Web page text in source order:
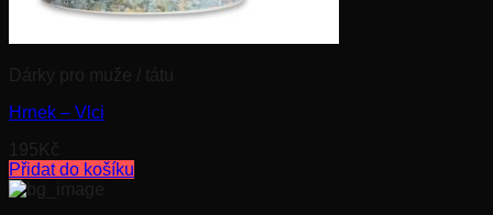
Dárky pro muže / tátu
Hrnek – Vlci
195 Kč
Přidat do košíku